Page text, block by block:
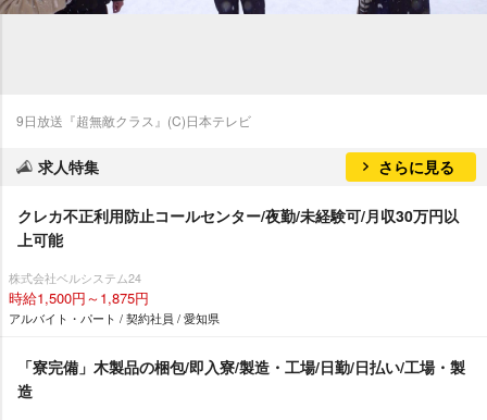
9日放送『超無敵クラス』(C)日本テレビ
求人特集 さらに見る
クレカ不正利用防止コールセンター/夜勤/未経験可/月収30万円以
上可能
株式会社ベルシステム24
時給1,500円～1,875円
アルバイト・パート / 契約社員 / 愛知県
「寮完備」木製品の梱包/即入寮/製造・工場/日勤/日払い/工場・製
造